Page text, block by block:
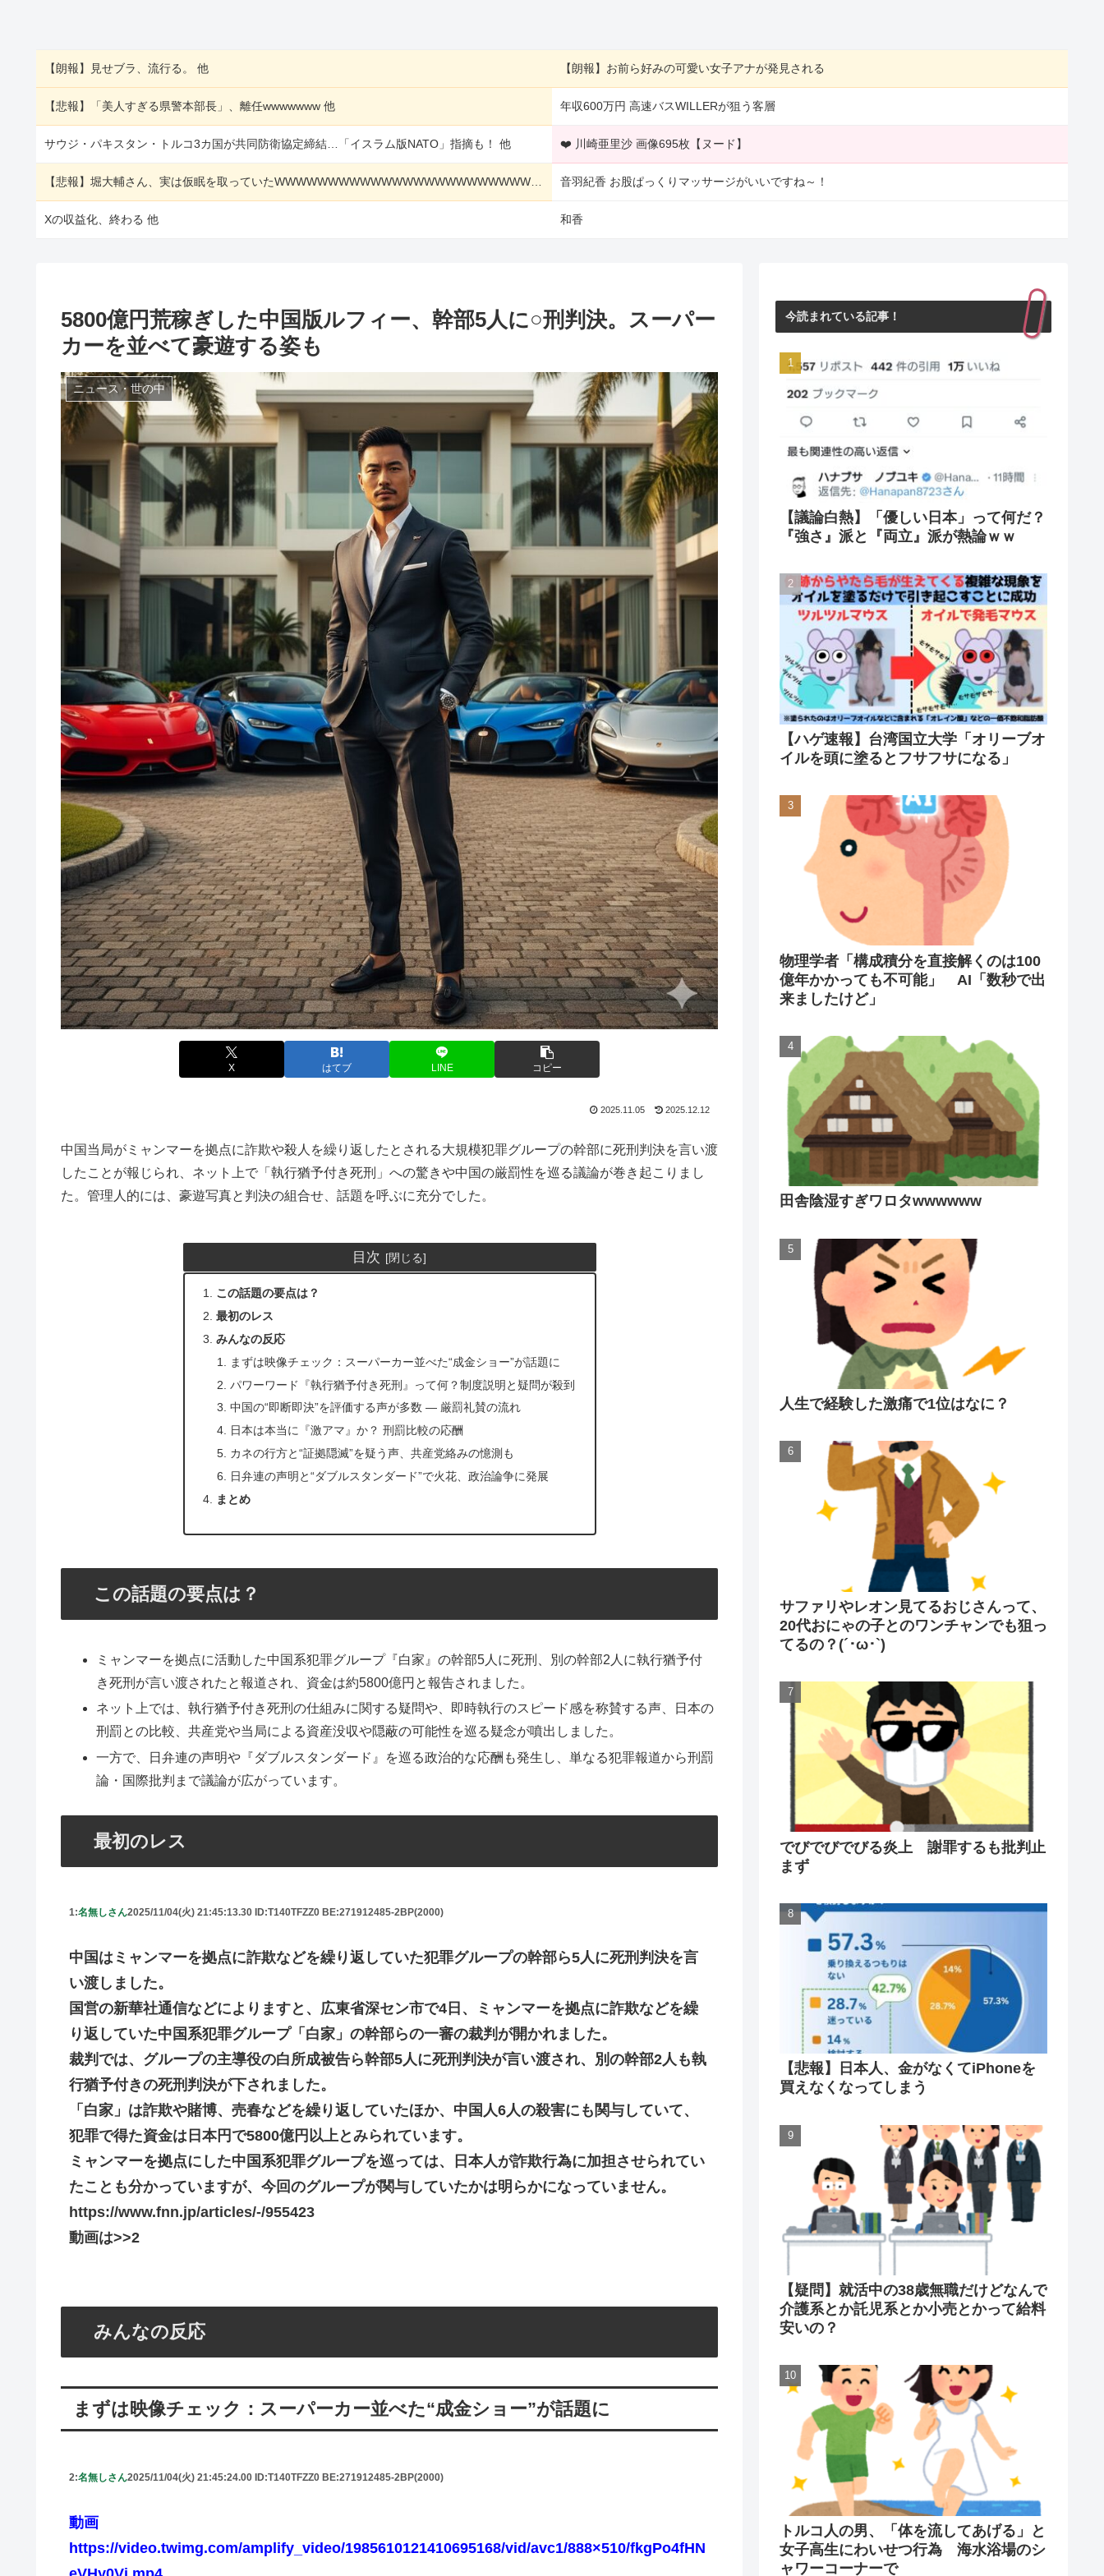
【朗報】見せブラ、流行る。 他
【悲報】「美人すぎる県警本部長」、離任wwwwwww 他
サウジ・パキスタン・トルコ3カ国が共同防衛協定締結…「イスラム版NATO」指摘も！ 他
Xの収益化、終わる 他
【朗報】お前ら好みの可愛い女子アナが発見される
年収600万円 高速バスWILLERが狙う客層
❤️ 川崎亜里沙 画像695枚【ヌード】
音羽紀香 お股ぱっくりマッサージがいいですね～！
和香
5800億円荒稼ぎした中国版ルフィー、幹部5人に○刑判決。スーパー
カーを並べて豪遊する姿も
ニュース・世の中
X はてブ LINE コピー
2025.11.05 2025.12.12
中国当局がミャンマーを拠点に詐欺や殺人を繰り返したとされる大規模犯罪グループの幹部に死刑判決を言い渡
したことが報じられ、ネット上で「執行猶予付き死刑」への驚きや中国の厳罰性を巡る議論が巻き起こりまし
た。管理人的には、豪遊写真と判決の組合せ、話題を呼ぶに充分でした。
目次
この話題の要点は？
最初のレス
みんなの反応
まずは映像チェック：スーパーカー並べた“成金ショー”が話題に
パワーワード『執行猶予付き死刑』って何？制度説明と疑問が殺到
中国の“即断即決”を評価する声が多数 — 厳罰礼賛の流れ
日本は本当に『激アマ』か？ 刑罰比較の応酬
カネの行方と“証拠隠滅”を疑う声、共産党絡みの憶測も
日弁連の声明と“ダブルスタンダード”で火花、政治論争に発展
まとめ
この話題の要点は？
ミャンマーを拠点に活動した中国系犯罪グループ『白家』の幹部5人に死刑、別の幹部2人に執行猶予付
き死刑が言い渡されたと報道され、資金は約5800億円と報告されました。
ネット上では、執行猶予付き死刑の仕組みに関する疑問や、即時執行のスピード感を称賛する声、日本の
刑罰との比較、共産党や当局による資産没収や隠蔽の可能性を巡る疑念が噴出しました。
一方で、日弁連の声明や『ダブルスタンダード』を巡る政治的な応酬も発生し、単なる犯罪報道から刑罰
論・国際批判まで議論が広がっています。
最初のレス
1:名無しさん2025/11/04(火) 21:45:13.30 ID:T140TFZZ0 BE:271912485-2BP(2000)
中国はミャンマーを拠点に詐欺などを繰り返していた犯罪グループの幹部ら5人に死刑判決を言
い渡しました。
国営の新華社通信などによりますと、広東省深セン市で4日、ミャンマーを拠点に詐欺などを繰
り返していた中国系犯罪グループ「白家」の幹部らの一審の裁判が開かれました。
裁判では、グループの主導役の白所成被告ら幹部5人に死刑判決が言い渡され、別の幹部2人も執
行猶予付きの死刑判決が下されました。
「白家」は詐欺や賭博、売春などを繰り返していたほか、中国人6人の殺害にも関与していて、
犯罪で得た資金は日本円で5800億円以上とみられています。
ミャンマーを拠点にした中国系犯罪グループを巡っては、日本人が詐欺行為に加担させられてい
たことも分かっていますが、今回のグループが関与していたかは明らかになっていません。
https://www.fnn.jp/articles/-/955423
動画は>>2
みんなの反応
まずは映像チェック：スーパーカー並べた“成金ショー”が話題に
2:名無しさん2025/11/04(火) 21:45:24.00 ID:T140TFZZ0 BE:271912485-2BP(2000)
動画
https://video.twimg.com/amplify_video/1985610121410695168/vid/avc1/888×510/fkgPo4fHN
今読まれている記事！
【議論白熱】「優しい日本」って何だ？
『強さ』派と『両立』派が熱論ｗｗ
【ハゲ速報】台湾国立大学「オリーブオ
イルを頭に塗るとフサフサになる」
物理学者「構成積分を直接解くのは100
億年かかっても不可能」 AI「数秒で出
来ましたけど」
田舎陰湿すぎワロタwwwwww
人生で経験した激痛で1位はなに？
サファリやレオン見てるおじさんって、
20代おにゃの子とのワンチャンでも狙っ
てるの？(´･ω･`)
でびでびでびる炎上 謝罪するも批判止
まず
【悲報】日本人、金がなくてiPhoneを
買えなくなってしまう
【疑問】就活中の38歳無職だけどなんで
介護系とか託児系とか小売とかって給料
安いの？
トルコ人の男、「体を流してあげる」と
女子高生にわいせつ行為 海水浴場のシ
ャワーコーナーで